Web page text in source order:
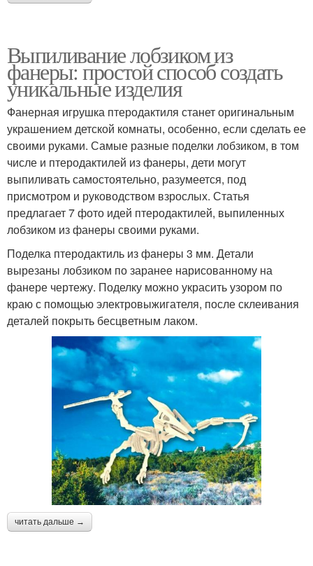
Выпиливание лобзиком из
фанеры: простой способ создать
уникальные изделия
Фанерная игрушка птеродактиля станет оригинальным
украшением детской комнаты, особенно, если сделать ее
своими руками. Самые разные поделки лобзиком, в том
числе и птеродактилей из фанеры, дети могут
выпиливать самостоятельно, разумеется, под
присмотром и руководством взрослых. Статья
предлагает 7 фото идей птеродактилей, выпиленных
лобзиком из фанеры своими руками.
Поделка птеродактиль из фанеры 3 мм. Детали
вырезаны лобзиком по заранее нарисованному на
фанере чертежу. Поделку можно украсить узором по
краю с помощью электровыжигателя, после склеивания
деталей покрыть бесцветным лаком.
читать дальше →